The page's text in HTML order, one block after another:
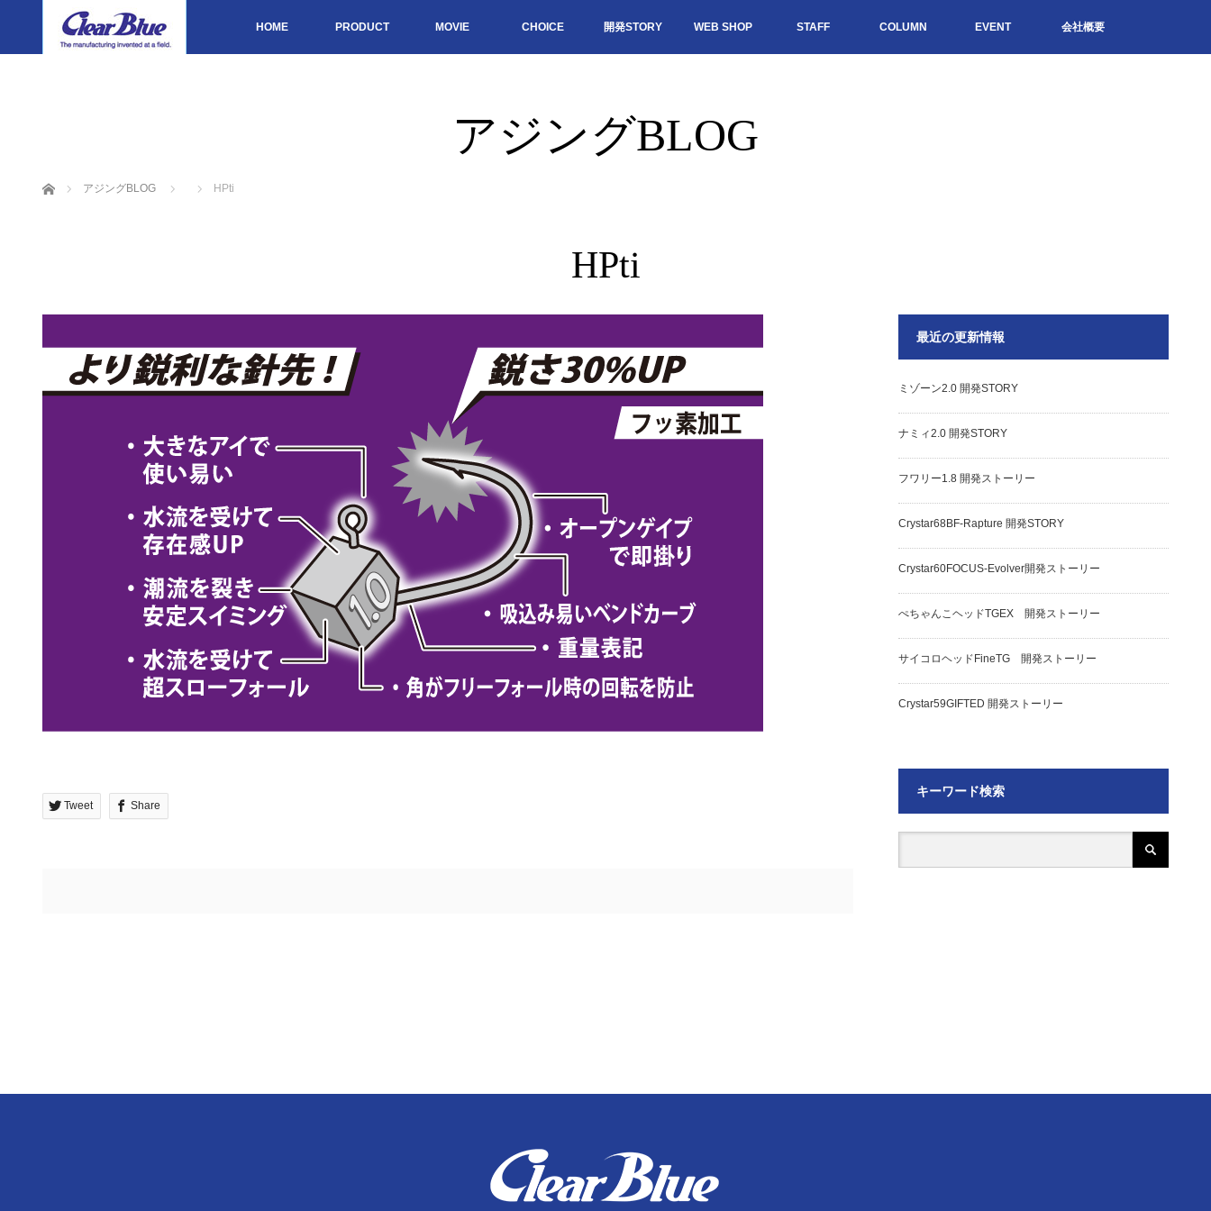
HOME PRODUCT MOVIE CHOICE 開発STORY WEB SHOP STAFF COLUMN EVENT 会社概要
アジングBLOG
ホーム アジングBLOG HPti
HPti
Tweet Share
最近の更新情報
ミゾーン2.0 開発STORY
ナミィ2.0 開発STORY
フワリー1.8 開発ストーリー
Crystar68BF-Rapture 開発STORY
Crystar60FOCUS-Evolver開発ストーリー
ぺちゃんこヘッドTGEX 開発ストーリー
サイコロヘッドFineTG 開発ストーリー
Crystar59GIFTED 開発ストーリー
キーワード検索